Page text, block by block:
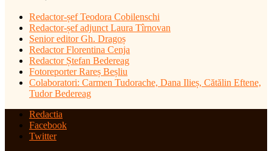
Redactor-șefTeodora Cobilenschi
Redactor-șef adjunct Laura Tîrnovan
Senior editor Gh. Dragoș
Redactor Florentina Cenja
Redactor Ștefan Bedereag
Fotoreporter Rareș Beșliu
Colaboratori: Carmen Tudorache, Dana Ilieș, Cătălin Eftene,
Tudor Bedereag
Redactia
Facebook
Twitter